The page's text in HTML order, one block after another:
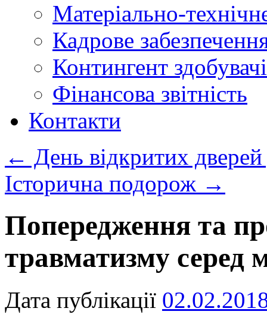
Матеріально-
Кадрове
Контингент
Фінансова звітність
Контакти
← День відкритих
Історична подорож →
Попередження та
травматизму серед
Дата публікації